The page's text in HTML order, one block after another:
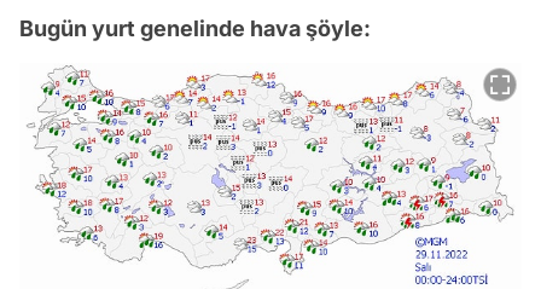
Bugün yurt genelinde hava şöyle: